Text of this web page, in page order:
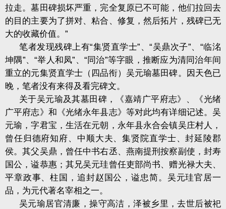
拉走。墓田碑损坏严重，完全复原已不可能，他们拉回去
的目的主要为了拼对、粘合、修复，然后拓片，残碑已无
大的收藏价值。”
笔者发现残碑上有“集贤直学士”、“吴鼎次子”、“临洺
坤隅”、“举人和凤”、“同治”等字眼，推断应为清同治年间
重立的元集贤直学士（四品衔）吴元瑜墓田碑。因天色已
晚，笔者没有来得及看完碑文。
关于吴元瑜及其墓田碑，《嘉靖广平府志》、《光绪
广平府志》和《光绪永年县志》等对此均有详细记述。吴
元瑜，字君宝，生活在元朝，永年县永合会镇吴庄村人，
曾任归德府知府、中顺大夫、集贤院直学士、封延陵郡
侯。其父吴鼎，曾任中书右丞、燕南提刑按察副使，封寿
国公，谥恭惠；其兄吴元珪曾任吏部尚书、赠光禄大夫、
平章政事、柱国，追封赵国公，谥忠简。吴元珪官居一
品，为元代著名宰相之一。
吴元瑜居官清廉，操守高洁，泽被乡里，去世后被祀